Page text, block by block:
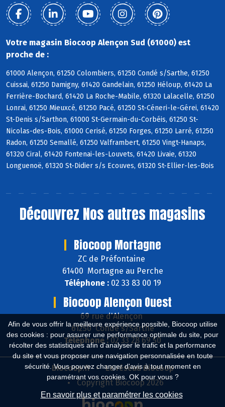
Afin de vous offrir la meilleure expérience possible, Biocoop utilise
des cookies : pour assurer une performance optimale du site, pour
récolter des statistiques afin d'analyser le trafic et la performance
du site et vous proposer une navigation personnalisée en toute
sécurité. Vous pouvez changer d'avis à tout moment en
paramétrant vos cookies. OK pour vous ?
En savoir plus et paramétrer les cookies
Votre magasin Biocoop Alençon Sud (61000) est
proche de :
61000 Alençon, 61250 Colombiers, 61250 Condé s/Sarthe, 61250
Cuissai, 61250 Damigny, 61420 Gandelain, 61250 Héloup, 61420 La
Ferrière-Bochard, 61420 La Roche-Mabile, 61320 Lalacelle, 61250
Lonrai, 61250 Mieuxcé, 61250 Pacé, 61250 St-Céneri-le-Gérei, 61420
St-Denis s/Sarthon, 61000 St-Germain-du-Corbéis, 61250 St-
Nicolas-des-Bois, 61000 Cerisé, 61250 Forges, 61250 Larré, 61250
Radon, 61250 Semallé, 61250 Valframbert, 61250 Vingt-Hanaps,
61320 Ciral, 61420 Fontenai-les-Louvets, 61420 Livaie, 61320
Longuenoë, 61320 St-Didier s/s Ecouves, 61320 St-Ellier-les-Bois
Découvrez Nos autres magasins
Biocoop Mortagne
ZC de Préfontaine
61400 Mortagne au Perche
Téléphone :02 33 83 00 19
Biocoop Alençon Ouest
69 rue d'Alençon
61250 Condé s/Sarthe
Téléphone :02 33 28 69 50
Biocoop.fr
Le réseau Biocoop
Copyright Biocoop 2026